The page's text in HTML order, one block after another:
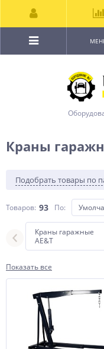
Краны
Подобрать товары по
Товаров: 93 По:
Краны гаражные
AE&T
Показать все